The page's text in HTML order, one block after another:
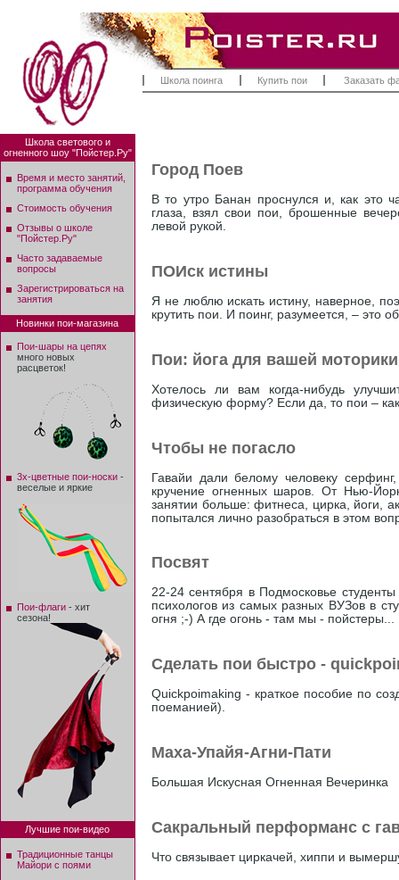
Школа поинга Купить пои Заказать
Город Поев
В то утро Банан проснулся и, как это
глаза, взял свои пои, брошенные
левой рукой.
ПОИск истины
Я не люблю искать истину, наверное,
крутить пои. И поинг, разумеется, – это
Пои: йога для вашей моторики
Хотелось ли вам когда-нибудь
физическую форму? Если да, то пои –
Чтобы не погасло
Гавайи дали белому человеку
кручение огненных шаров. От Нью-
занятии больше: фитнеса, цирка, йоги,
попытался лично разобраться в этом
Посвят
22-24 сентября в Подмосковье
психологов из самых разных ВУЗов в
огня ;-) А где огонь - там мы - пойстеры...
Сделать пои быстро -
Quickpoimaking - краткое пособие по
поеманией).
Маха-Упайя-Агни-Пати
Большая Искусная Огненная Вечеринка
Сакральный перформанс с
Что связывает циркачей, хиппи и
Школа светового и
огненного шоу "Пойстер.Ру"
Время и место занятий,
программа обучения
Стоимость обучения
Отзывы о школе
"Пойстер.Ру"
Часто задаваемые
вопросы
Зарегистрироваться на
занятия
Новинки пои-магазина
Пои-шары на цепях
много новых
расцветок!
3х-цветные пои-носки -
веселые и яркие
Пои-флаги - хит
сезона!
Лучшие пои-видео
Традиционные танцы
Майори с поями